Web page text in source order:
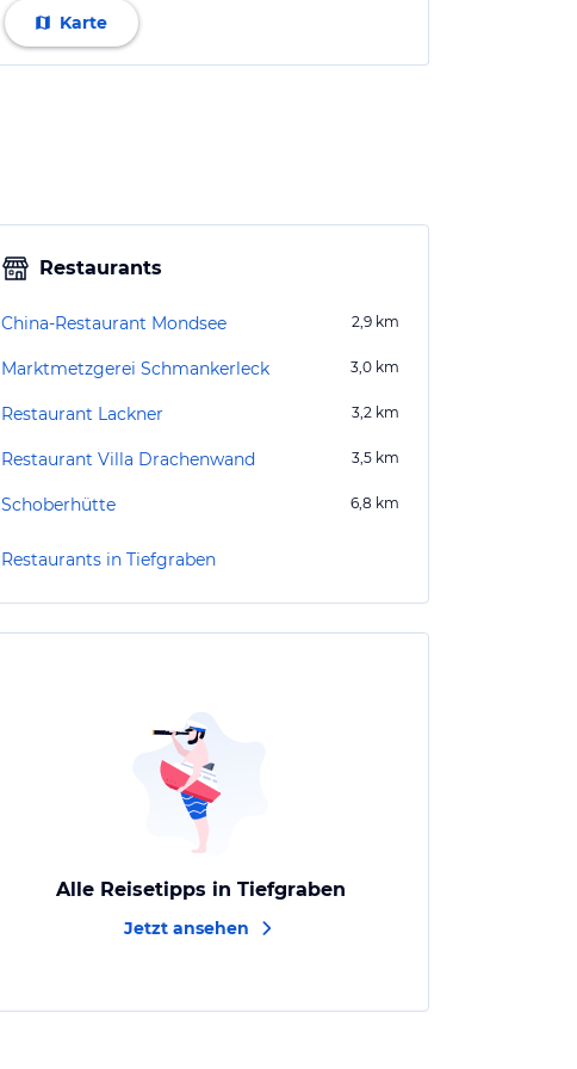
Karte
Restaurants
China-Restaurant Mondsee 2,9 km
Marktmetzgerei Schmankerleck 3,0 km
Restaurant Lackner 3,2 km
Restaurant Villa Drachenwand 3,5 km
Schoberhütte 6,8 km
Restaurants in Tiefgraben
Alle Reisetipps in Tiefgraben
Jetzt ansehen